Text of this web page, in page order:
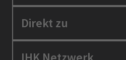
Standortpolitik
Berufszugang
Direkt zu
Positionen